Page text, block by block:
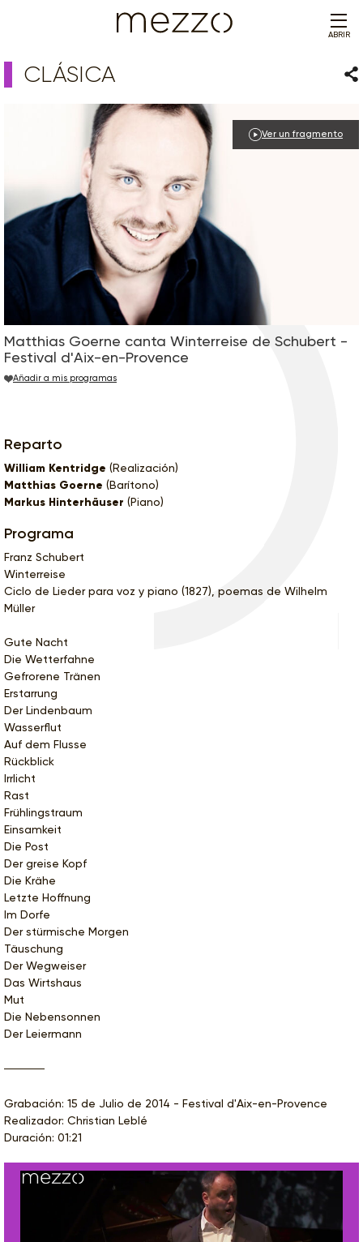
ABRIR
CLÁSICA
Matthias Goerne canta Winterreise de Schubert -
Festival d'Aix-en-Provence
Ver un fragmento
Añadir a mis programas
Reparto
William Kentridge (Realización)
Matthias Goerne (Barítono)
Markus Hinterhäuser (Piano)
Programa
Franz Schubert
Winterreise
Ciclo de Lieder para voz y piano (1827), poemas de Wilhelm
Müller
Gute Nacht
Die Wetterfahne
Gefrorene Tränen
Erstarrung
Der Lindenbaum
Wasserflut
Auf dem Flusse
Rückblick
Irrlicht
Rast
Frühlingstraum
Einsamkeit
Die Post
Der greise Kopf
Die Krähe
Letzte Hoffnung
Im Dorfe
Der stürmische Morgen
Täuschung
Der Wegweiser
Das Wirtshaus
Mut
Die Nebensonnen
Der Leiermann
Grabación: 15 de Julio de 2014 - Festival d'Aix-en-Provence
Realizador: Christian Leblé
Duración: 01:21